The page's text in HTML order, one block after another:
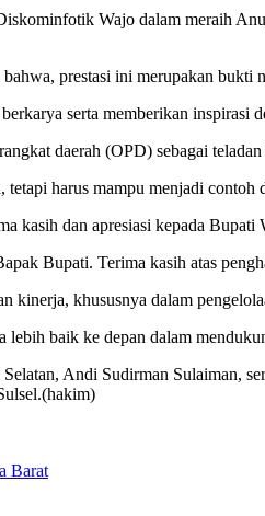
Wajo dalam meraih
prestasi ini merupakan
serta memberikan inspirasi
daerah (OPD) sebagai
harus mampu menjadi
kasih dan apresiasi kepada
Bupati. Terima kasih atas
kinerja, khususnya dalam
baik ke depan dalam
Andi Sudirman Sulaiman,
Barat